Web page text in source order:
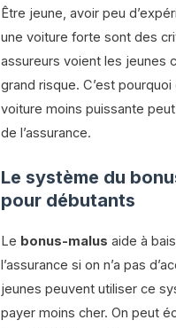
Être jeune, avoir peu
une voiture forte sont des
assureurs voient les jeunes
grand risque. C’est pourquoi
voiture moins puissante
de l’assurance.
Le système du
pour débutants
Le bonus-malus aide à
l’assurance si on n’a pas
jeunes peuvent utiliser ce
payer moins cher. On peut